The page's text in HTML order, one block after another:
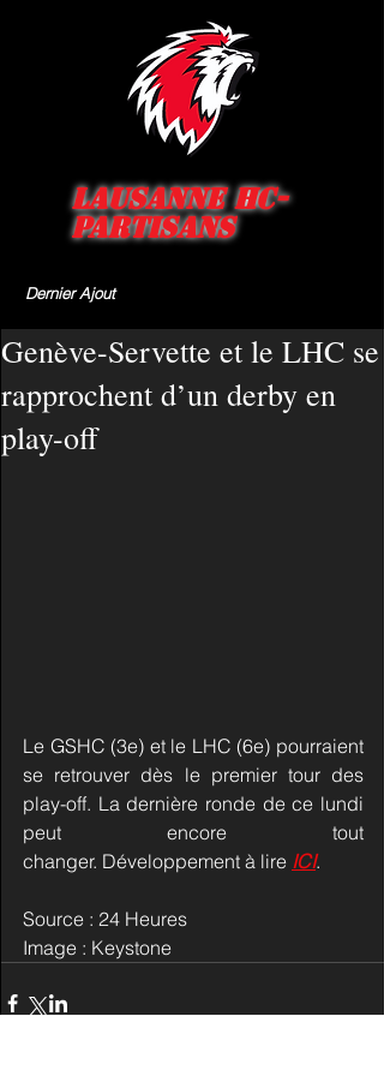
Lausanne HC-
Partisans
Dernier Ajout
Genève-Servette et le LHC se
rapprochent d’un derby en
play-off
Le GSHC (3e) et le LHC (6e) pourraient
se retrouver dès le premier tour des
play-off. La dernière ronde de ce lundi
peut encore tout
changer. Développement à lire ICI.
Source : 24 Heures
Image : Keystone